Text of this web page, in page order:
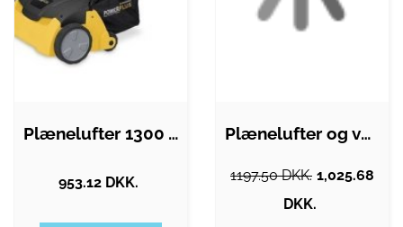
Plænelufter 1300 watt - 320 mm PowerPlus…
953.12 DKK.
Plænelufter og vertikalskærer 1300 watt
1197.50 DKK. 1,025.68
DKK.